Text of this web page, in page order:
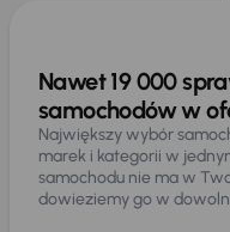
Nawet 19 000
samochodów w
Największy wybór
marek i kategorii w
samochodu nie ma w
dowieziemy go w